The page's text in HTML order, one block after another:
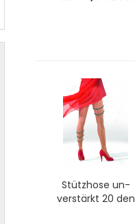
Stütz­ho­se un­
ver­stärkt 20 den